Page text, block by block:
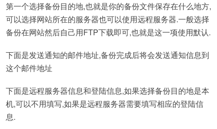
第一个选择备份目的地,也就是你的备份文件保存在什么地方,
可以选择网站所在的服务器也可以使用远程服务器.一般选择
备份在网站然后自己用FTP下载即可,也就是这一项使用默认.
下面是发送通知的邮件地址,备份完成后将会发送通知信息到
这个邮件地址
下面是远程服务器信息和登陆信息,如果选择备份目的地是本
机,可以不用填写,如果是远程服务器需要填写相应的登陆信
息.